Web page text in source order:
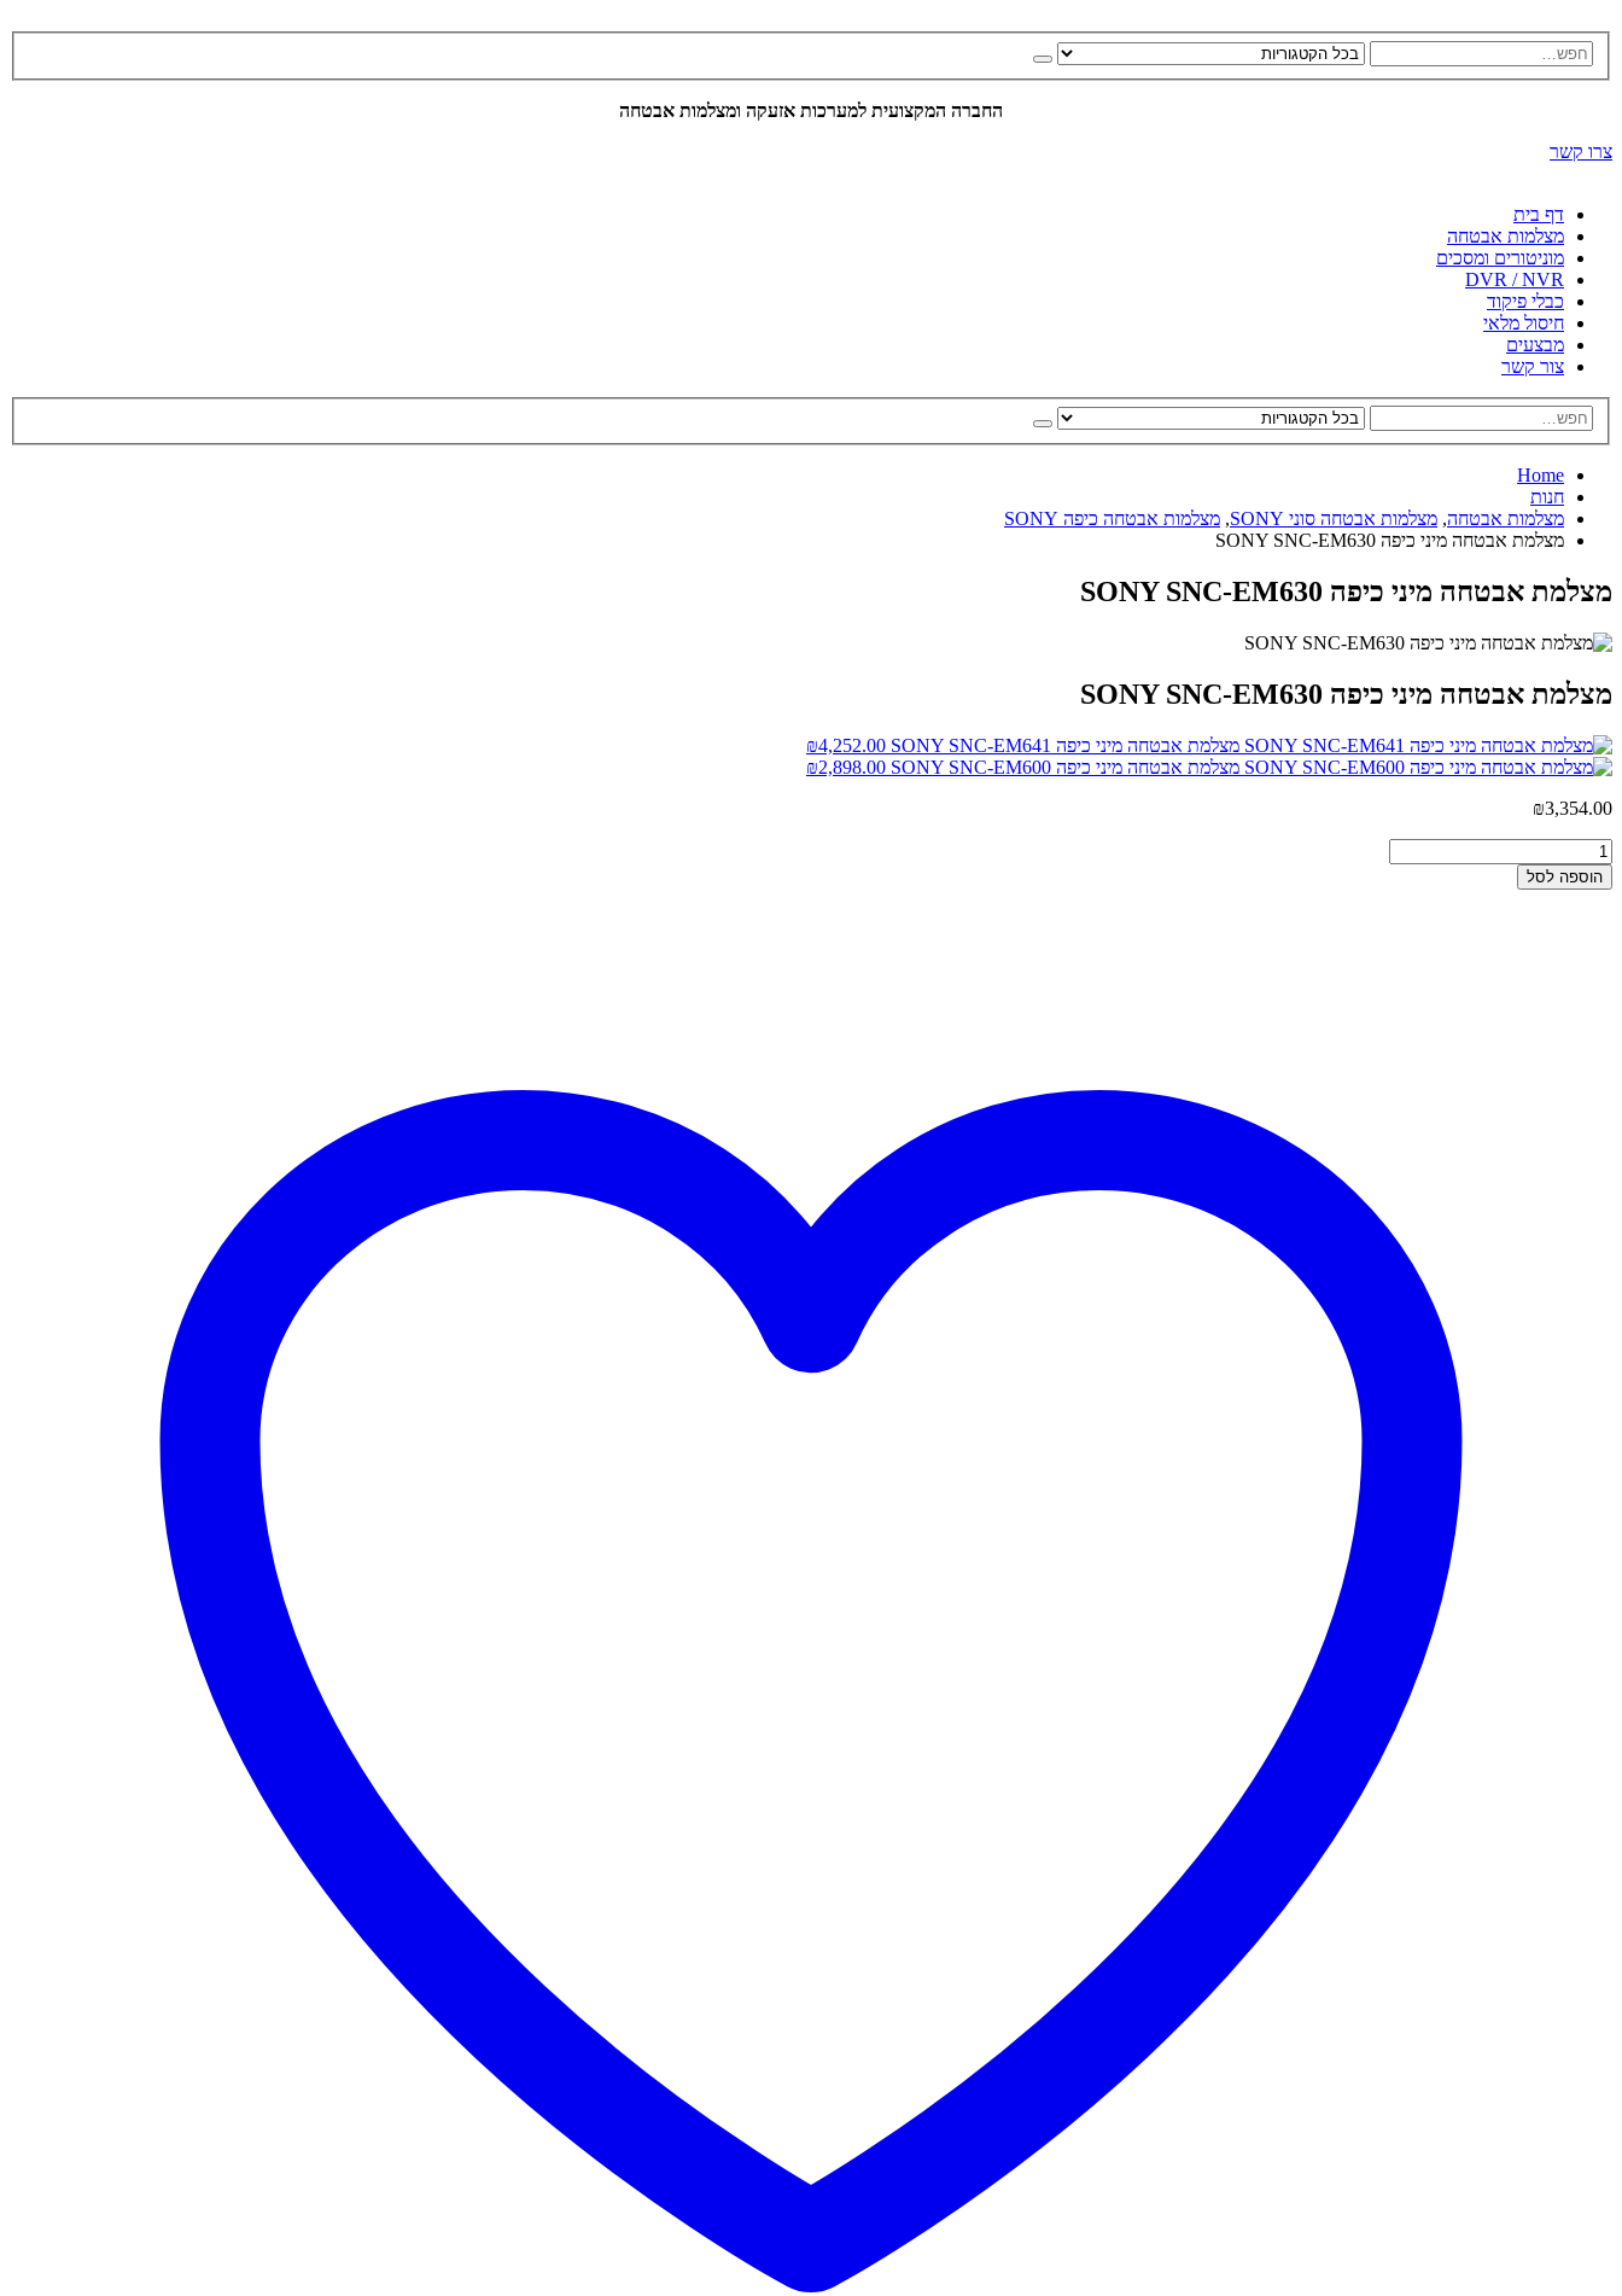
החברה המקצועית למערכות אזעקה ומצלמות אבטחה
צרו קשר
דף בית
מצלמות אבטחה
מוניטורים ומסכים
DVR / NVR
כבלי פיקוד
חיסול מלאי
מבצעים
צור קשר
Home
חנות
מצלמות אבטחה, מצלמות אבטחה סוני SONY , מצלמות אבטחה כיפה SONY
מצלמת אבטחה מיני כיפה SONY SNC-EM630
מצלמת אבטחה מיני כיפה SONY SNC-EM630
מצלמת אבטחה מיני כיפה SONY SNC-EM630
מצלמת אבטחה מיני כיפה SONY SNC-EM641 ₪4,252.00
מצלמת אבטחה מיני כיפה SONY SNC-EM600
₪2,898.00
₪3,354.00
הוספה לסל